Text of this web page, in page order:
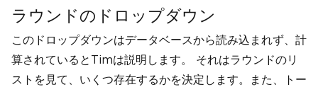
ラウンドのドロップダウン
このドロップダウンはデータベースから読み込まれず、計
算されているとTimは説明します。 それはラウンドのリ
ストを見て、いくつ存在するかを決定します。また、トー